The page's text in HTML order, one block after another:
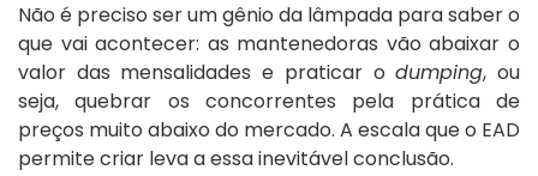
Não é preciso ser um gênio da lâmpada para saber o
que vai acontecer: as mantenedoras vão abaixar o
valor das mensalidades e praticar odumping, ou
seja, quebrar os concorrentes pela prática de
preços muito abaixo do mercado. A escala que o EAD
permite criar leva a essa inevitável conclusão.